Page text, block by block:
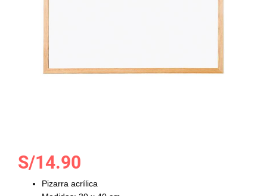
Saltar
comienzo
S/14.90
Pizarra acrílica